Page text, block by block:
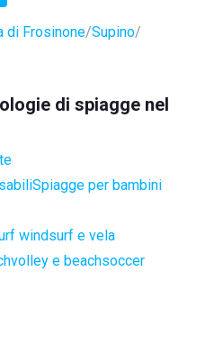
di Frosinone Supino
di spiagge nel
Spiagge per bambini
windsurf e vela
e beachsoccer